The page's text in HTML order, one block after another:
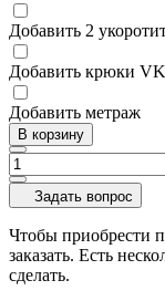
Добавить 2
Добавить крюки
Добавить метраж
В корзину
Задать вопрос
Чтобы приобрести
заказать. Есть
сделать.